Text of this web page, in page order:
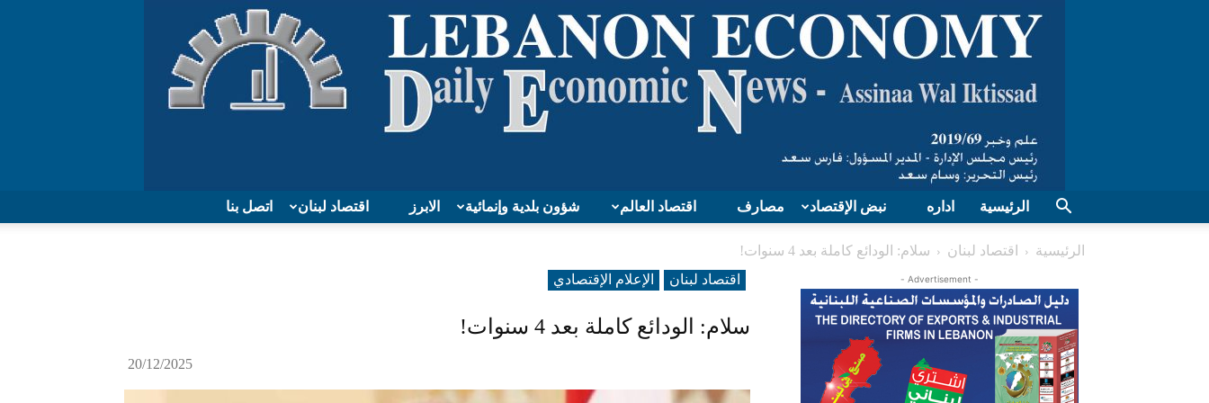
اتصل بنا اقتصاد لبنان الابرز شؤون بلدية وإنمائية اقتصاد العالم مصارف نبض الإقتصاد اداره الرئيسية
الرئيسية اقتصاد لبنان
سلام: الودائع كاملة بعد 4 سنوات!
اقتصاد لبنان
الإعلام الإقتصادي
سلام: الودائع كاملة بعد 4 سنوات!
20/12/2025
- Advertisement -